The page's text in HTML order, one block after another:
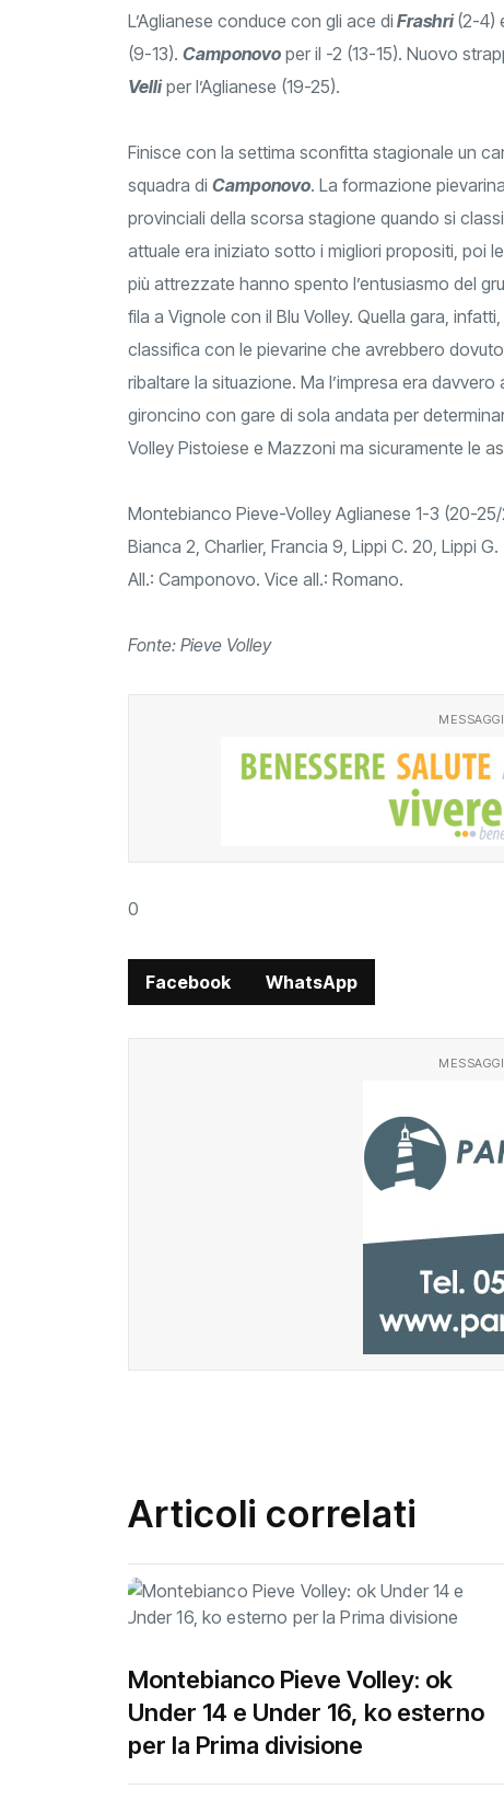
L’Aglianese conduce con gli ace di Frashri(2-4)
(9-13). Camponovo per il -2 (13-15). Nuovo
Velliper l’Aglianese (19-25).
Finisce con la settima sconfitta stagionale un
squadra di Camponovo. La formazione
provinciali della scorsa stagione quando si
attuale era iniziato sotto i migliori propositi, poi
più attrezzate hanno spento l’entusiasmo del
fila a Vignole con il Blu Volley. Quella gara,
classifica con le pievarine che avrebbero
ribaltare la situazione. Ma l’impresa era
gironcino con gare di sola andata per
Volley Pistoiese e Mazzoni ma sicuramente le
Montebianco Pieve-Volley Aglianese 1-3 (20-
Bianca 2, Charlier, Francia 9, Lippi C. 20, Lippi
All.: Camponovo. Vice all.: Romano.
Fonte: Pieve Volley
0
Facebook WhatsApp
Articoli correlati
Montebianco Pieve Volley: ok
Under 14 e Under 16, ko esterno
per la Prima divisione